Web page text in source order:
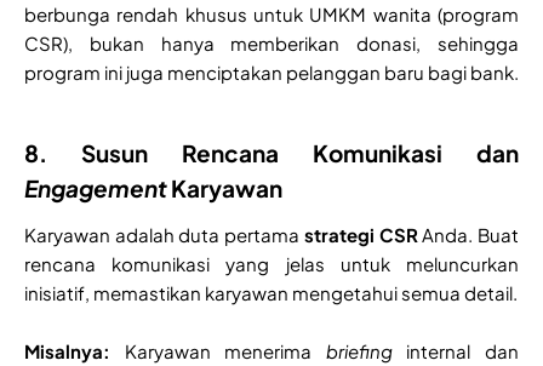
berbunga rendah khusus untuk UMKM wanita (program
CSR), bukan hanya memberikan donasi, sehingga
program ini juga menciptakan pelanggan baru bagi bank.
8. Susun Rencana Komunikasi dan
EngagementKaryawan
Karyawan adalah duta pertama strategi CSR Anda. Buat
rencana komunikasi yang jelas untuk meluncurkan
inisiatif, memastikan karyawan mengetahui semua detail.
Misalnya: Karyawan menerima briefinginternal dan